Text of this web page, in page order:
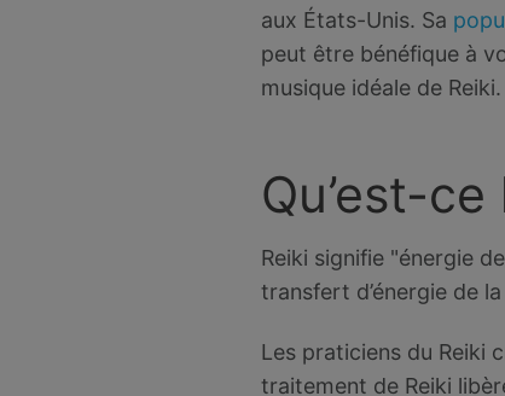
aux États-Unis. Sa
peut être bénéfique à
musique idéale de Reiki.
Qu’est-
Reiki signifie "énergie
transfert d’énergie de
Les praticiens du Reiki
traitement de Reiki